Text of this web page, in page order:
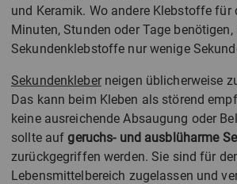
und Keramik. Wo andere Klebstoffe für
Minuten, Stunden oder Tage benötigen,
Sekundenklebstoffe nur wenige
Sekundenkleberneigen üblicherweise
Das kann beim Kleben als störend
keine ausreichende Absaugung oder
sollte aufgeruchs- und ausblüharme
zurückgegriffen werden. Sie sind für
Lebensmittelbereich zugelassen und